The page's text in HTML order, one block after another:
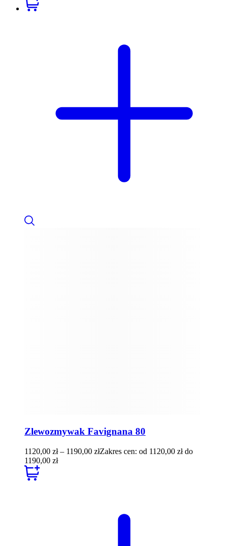
Zlewozmywak Favignana 80
1120,00 zł – 1190,00 złZakres cen: od 1120,00 zł do
1190,00 zł